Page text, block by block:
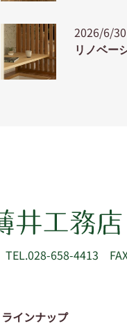
2026/6/30
リノベー
TEL.028-658-4413
ラインナップ